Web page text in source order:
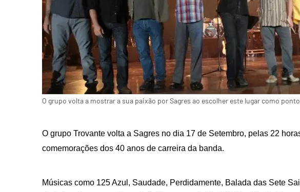
O grupo volta a mostrar a sua paixão por Sagres ao escolher este lugar como
O grupo Trovante volta a Sagres no dia 17 de Setembro, pelas 22
comemorações dos 40 anos de carreira da banda.
Músicas como 125 Azul, Saudade, Perdidamente, Balada das Sete